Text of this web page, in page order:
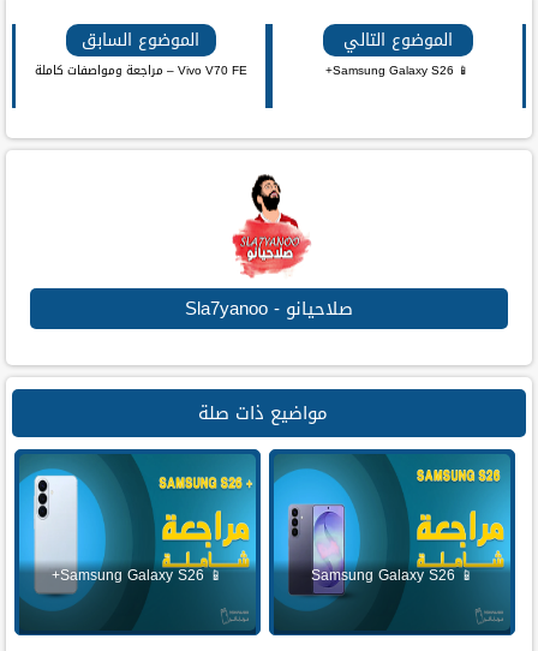
بوك
الموضوع التالي
📱 Samsung Galaxy S26+
الموضوع السابق
Vivo V70 FE – مراجعة ومواصفات كاملة
صلاحيانو - Sla7yanoo
مواضيع ذات صلة
📱 Samsung Galaxy S26
📱 Samsung Galaxy S26+